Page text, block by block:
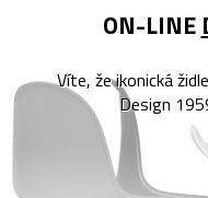
ON-LINE
Víte, že ikonická
Design